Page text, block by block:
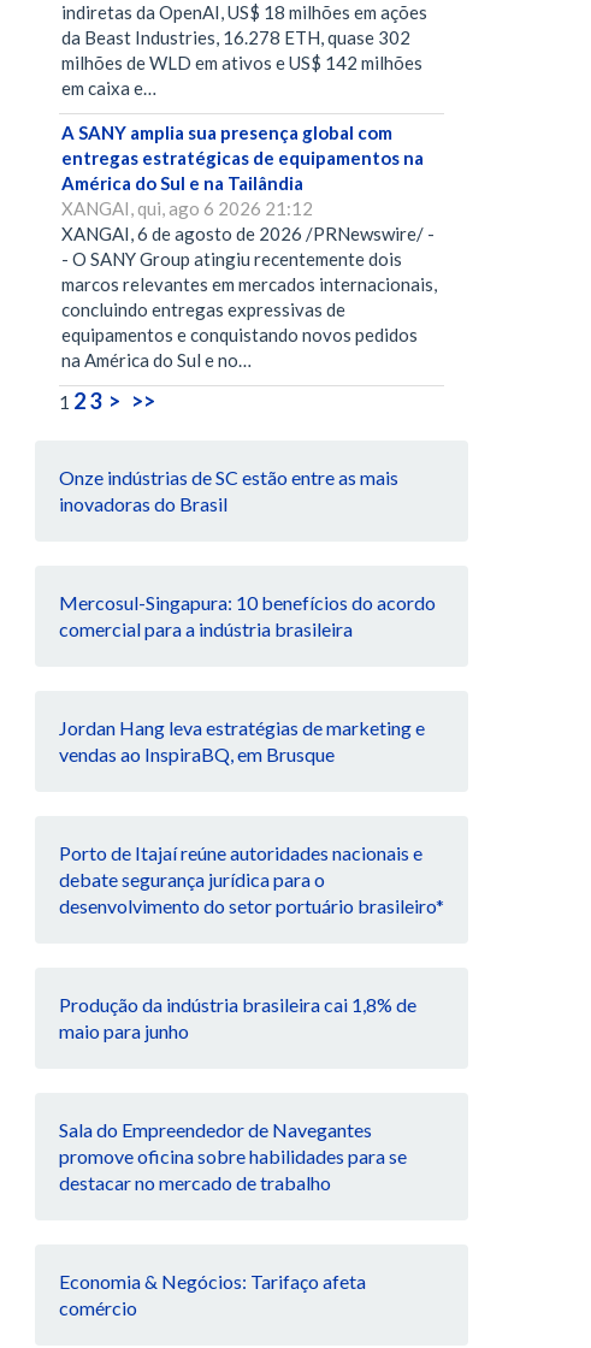
indiretas da OpenAI, US$ 18 milhões em ações
da Beast Industries, 16.278 ETH, quase 302
milhões de WLD em ativos e US$ 142 milhões
em caixa e…
A SANY amplia sua presença global com
entregas estratégicas de equipamentos na
América do Sul e na Tailândia
XANGAI, qui, ago 6 2026 21:12
XANGAI, 6 de agosto de 2026 /PRNewswire/ -
- O SANY Group atingiu recentemente dois
marcos relevantes em mercados internacionais,
concluindo entregas expressivas de
equipamentos e conquistando novos pedidos
na América do Sul e no…
1 23 > >>
Onze indústrias de SC estão entre as mais
inovadoras do Brasil
Mercosul-Singapura: 10 benefícios do acordo
comercial para a indústria brasileira
Jordan Hang leva estratégias de marketing e
vendas ao InspiraBQ, em Brusque
Porto de Itajaí reúne autoridades nacionais e
debate segurança jurídica para o
desenvolvimento do setor portuário brasileiro*
Produção da indústria brasileira cai 1,8% de
maio para junho
Sala do Empreendedor de Navegantes
promove oficina sobre habilidades para se
destacar no mercado de trabalho
Economia & Negócios: Tarifaço afeta
comércio